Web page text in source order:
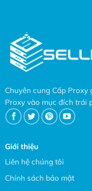
Chuyên cung Cấp Proxy
Proxy vào mục đích trái
Giới thiệu
Liên hệ chúng tôi
Chính sách bảo mật